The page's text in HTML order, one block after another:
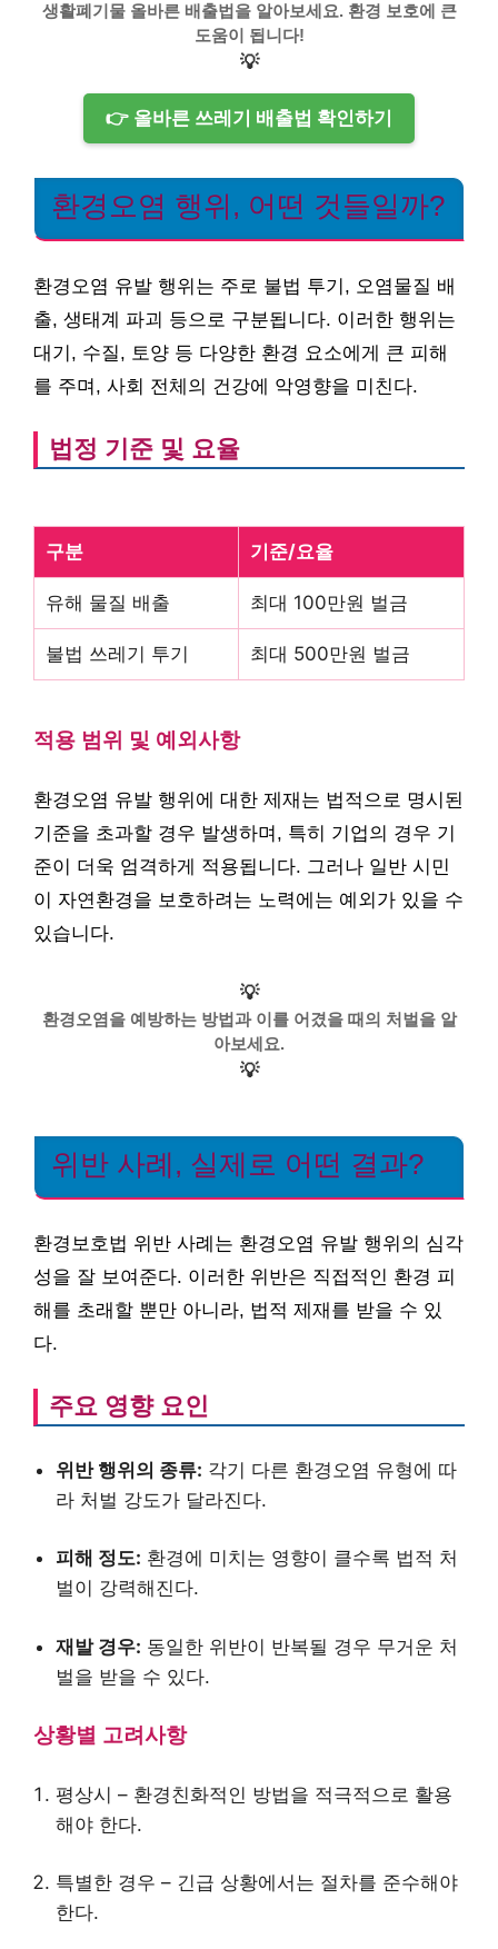
생활폐기물 올바른 배출법을 알아보세요. 환경 보호에 큰
도움이 됩니다!
💡
👉 올바른 쓰레기 배출법 확인하기
환경오염 행위, 어떤 것들일까?
환경오염 유발 행위는 주로 불법 투기, 오염물질 배
출, 생태계 파괴 등으로 구분됩니다. 이러한 행위는
대기, 수질, 토양 등 다양한 환경 요소에게 큰 피해
를 주며, 사회 전체의 건강에 악영향을 미친다.
법정 기준 및 요율
구분 기준/요율
유해 물질 배출 최대 100만원 벌금
불법 쓰레기 투기 최대 500만원 벌금
적용 범위 및 예외사항
환경오염 유발 행위에 대한 제재는 법적으로 명시된
기준을 초과할 경우 발생하며, 특히 기업의 경우 기
준이 더욱 엄격하게 적용됩니다. 그러나 일반 시민
이 자연환경을 보호하려는 노력에는 예외가 있을 수
있습니다.
💡
환경오염을 예방하는 방법과 이를 어겼을 때의 처벌을 알
아보세요.
💡
위반 사례, 실제로 어떤 결과?
환경보호법 위반 사례는 환경오염 유발 행위의 심각
성을 잘 보여준다. 이러한 위반은 직접적인 환경 피
해를 초래할 뿐만 아니라, 법적 제재를 받을 수 있
다.
주요 영향 요인
위반 행위의 종류: 각기 다른 환경오염 유형에 따
라 처벌 강도가 달라진다.
피해 정도: 환경에 미치는 영향이 클수록 법적 처
벌이 강력해진다.
재발 경우: 동일한 위반이 반복될 경우 무거운 처
벌을 받을 수 있다.
상황별 고려사항
평상시 – 환경친화적인 방법을 적극적으로 활용
해야 한다.
특별한 경우 – 긴급 상황에서는 절차를 준수해야
한다.